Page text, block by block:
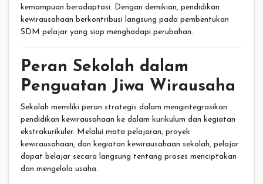
kemampuan beradaptasi. Dengan demikian, pendidikan
kewirausahaan berkontribusi langsung pada pembentukan
SDM pelajar yang siap menghadapi perubahan.
Peran Sekolah dalam
Penguatan Jiwa Wirausaha
Sekolah memiliki peran strategis dalam mengintegrasikan
pendidikan kewirausahaan ke dalam kurikulum dan kegiatan
ekstrakurikuler. Melalui mata pelajaran, proyek
kewirausahaan, dan kegiatan kewirausahaan sekolah, pelajar
dapat belajar secara langsung tentang proses menciptakan
dan mengelola usaha.